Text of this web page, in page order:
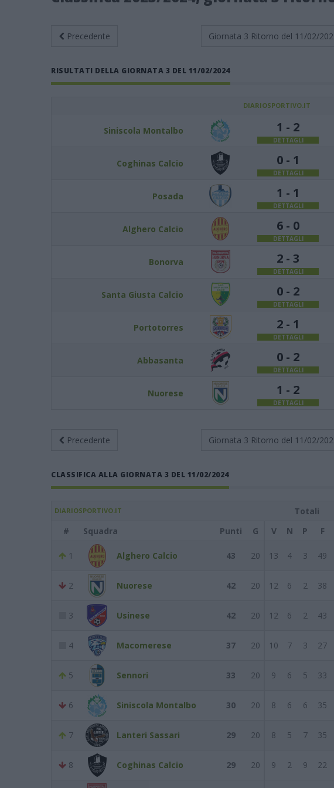
Precedente Giornata 3 Ritorno del 11/02/
RISULTATI DELLA GIORNATA 3 DEL 11/02/2024
DIARIOSPORTIVO.IT
Siniscola Montalbo 1 - 2
DETTAGLI
Coghinas Calcio 0 - 1
DETTAGLI
Posada 1 - 1
DETTAGLI
Alghero Calcio 6 - 0
DETTAGLI
Bonorva 2 - 3
DETTAGLI
Santa Giusta Calcio 0 - 2
DETTAGLI
Portotorres 2 - 1
DETTAGLI
Abbasanta 0 - 2
DETTAGLI
Nuorese 1 - 2
DETTAGLI
Precedente Giornata 3 Ritorno del 11/02/
CLASSIFICA ALLA GIORNATA 3 DEL 11/02/2024
DIARIOSPORTIVO.IT Totali
#
Squadra Punti G V N P F
1 Alghero Calcio 43 20 13 4 3 49
2 Nuorese 42 20 12 6 2 38
3 Usinese 42 20 12 6 2 43
4 Macomerese 37 20 10 7 3 27
5 Sennori 33 20 9 6 5 33
6 Siniscola Montalbo 30 20 8 6 6 35
7 Lanteri Sassari 29 20 8 5 7 35
8 Coghinas Calcio 29 20 9 2 9 22